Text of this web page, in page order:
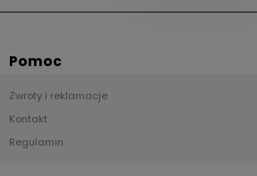
Pomoc
Zwroty i reklamacje
Kontakt
Regulamin